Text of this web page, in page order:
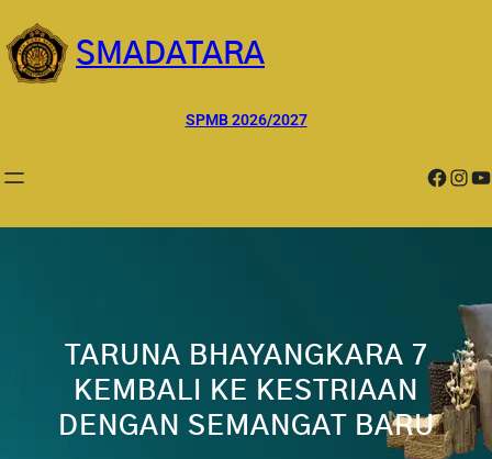
ke
konten
SMADATARA
SPMB 2026/2027
Facebook InstagramYouTube
TARUNA BHAYANGKARA 7
KEMBALI KE KESTRIAAN
DENGAN SEMANGAT BARU